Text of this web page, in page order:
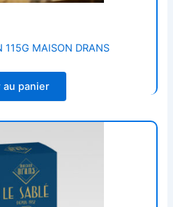
115G MAISON DRANS
au panier